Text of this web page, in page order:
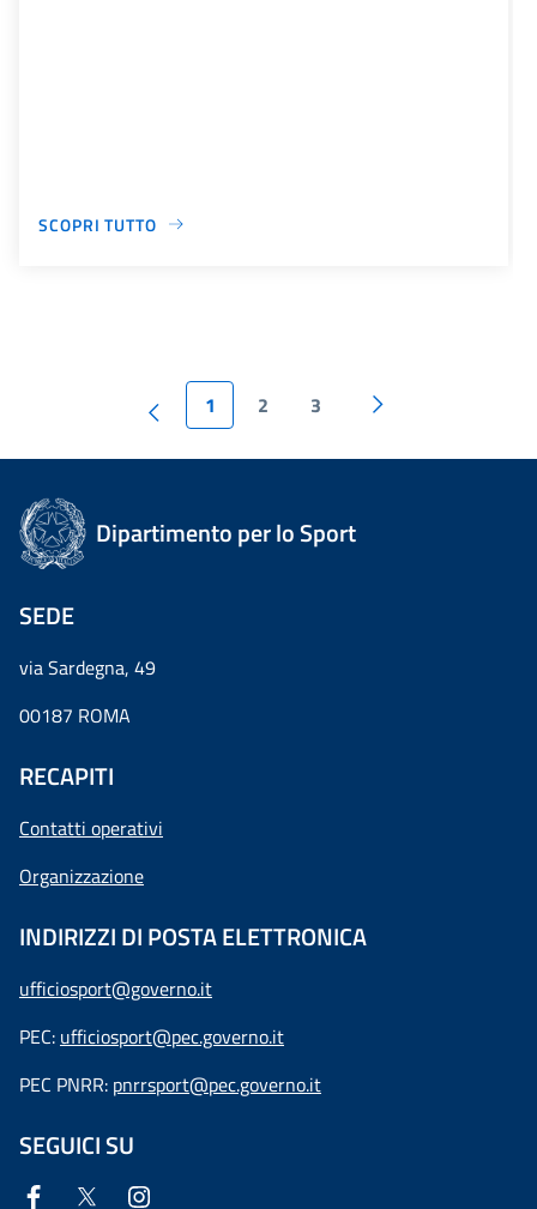
SCOPRI TUTTO
1 2 3
Dipartimento per lo Sport
SEDE
via Sardegna, 49
00187 ROMA
RECAPITI
Contatti operativi
Organizzazione
INDIRIZZI DI POSTA ELETTRONICA
ufficiosport@governo.it
PEC: ufficiosport@pec.governo.it
PEC PNRR: pnrrsport@pec.governo.it
SEGUICI SU